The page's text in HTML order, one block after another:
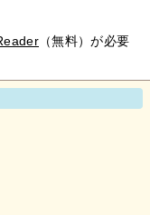
（無料）が必要